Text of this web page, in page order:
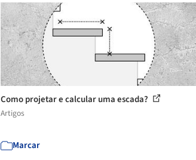
Como projetar e calcular uma escada?
Artigos
Marcar